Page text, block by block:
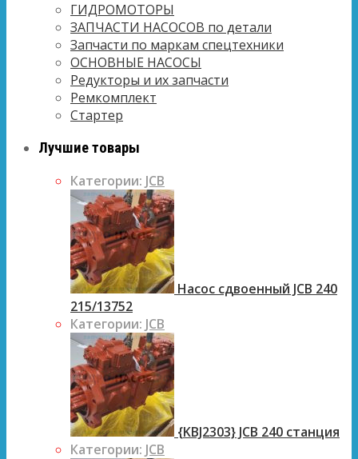
ГИДРОМОТОРЫ
ЗАПЧАСТИ НАСОСОВ по детали
Запчасти по маркам спецтехники
ОСНОВНЫЕ НАСОСЫ
Редукторы и их запчасти
Ремкомплект
Стартер
Лучшие товары
Категории: JCB
Насос сдвоенный JCB 240
215/13752
Категории: JCB
{KBJ2303} JCB 240 станция
Категории: JCB